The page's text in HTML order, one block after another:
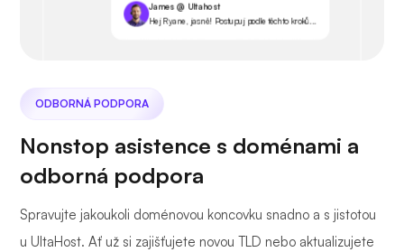
James @ Ultahost
Hej Ryane, jasně! Postupuj podle těchto kroků...
ODBORNÁ PODPORA
Nonstop asistence s doménami a
odborná podpora
Spravujte jakoukoli doménovou koncovku snadno a s jistotou
u UltaHost. Ať už si zajišťujete novou TLD nebo aktualizujete